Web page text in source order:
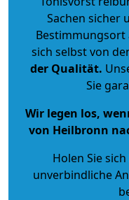
Sachen sicher
Bestimmungsort
sich selbst von
der Qualität.
Sie
Wir legen los,
von Heilbronn
Holen Sie
unverbindliche